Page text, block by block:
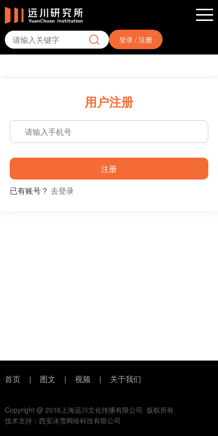
登录 / 注册
用户注册
注册
已有账号？ 去登录
首页 | 图文 | 视频 | 关于我们
Copyright @ 2016上海远川文化传播有限公司 版权所有
技术支持：西安冰雪网络科技有限公司